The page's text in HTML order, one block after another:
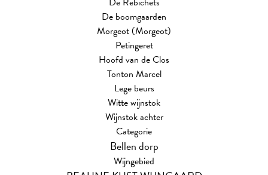
De boomgaarden
Morgeot (Morgeot)
Petingeret
Hoofd van de Clos
Tonton Marcel
Lege beurs
Witte wijnstok
Wijnstok achter
Categorie
Bellen dorp
Wijngebied